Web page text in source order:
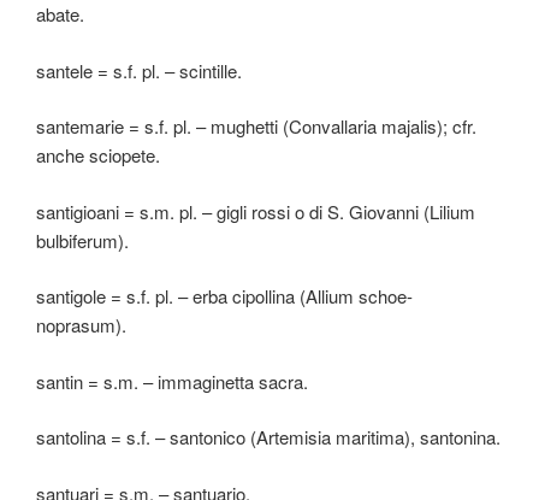
abate.
santele = s.f. pl. – scintille.
santemarie = s.f. pl. – mughetti (Convallaria majalis); cfr.
anche sciopete.
santigioani = s.m. pl. – gigli rossi o di S. Giovanni (Lilium
bulbiferum).
santigole = s.f. pl. – erba cipollina (Allium schoe-
noprasum).
santin = s.m. – immaginetta sacra.
santolina = s.f. – santonico (Artemisia maritima), santonina.
santuari = s.m. – santuario.